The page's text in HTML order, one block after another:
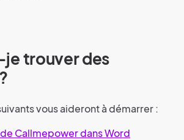
je trouver des
vous aideront à démarrer :
Callmepower dans Word